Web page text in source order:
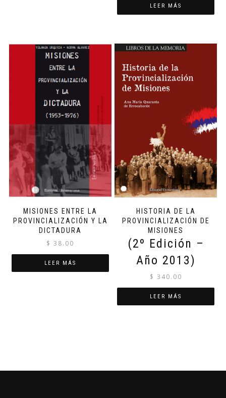
LEER MÁS
MISIONES ENTRE LA
PROVINCIALIZACIÓN Y LA
DICTADURA
$ 38.00
LEER MÁS
HISTORIA DE LA
PROVINCIALIZACIÓN DE
MISIONES
(2º Edición –
Año 2013)
$ 340.00
LEER MÁS